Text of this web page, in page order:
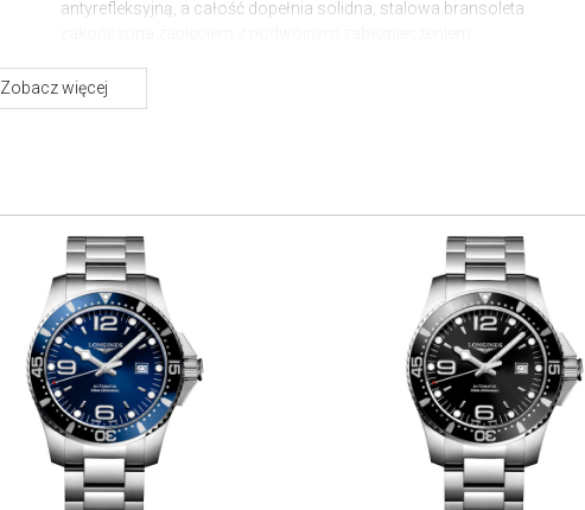
antyrefleksyjną, a całość dopełnia solidna, stalowa bransoleta
Sercem czasomierza jest automatyczny kaliber L888.5, którego
precyzję zapewnia krzemowa sprężyna balansu. Mechanizm,
Longines HydroConquest to zegarek o dwoistej naturze. Jego
techniczny charakter doskonale sprawdzi się podczas
aktywności w wodzie, a jednocześnie ponadczasowy design i
szlachetne materiały czynią go naturalnym dopełnieniem
miejskiej, casualowej stylizacji - od lnianej koszuli po sportową
marynarkę.
O marce Longines
Manufaktura zegarmistrzowska Longines z siedzibą w
Zobacz więcej